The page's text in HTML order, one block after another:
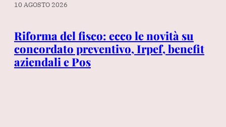
10 AGOSTO 2026
Riforma del fisco: ecco le novità su
concordato preventivo, Irpef, benefit
aziendali e Pos